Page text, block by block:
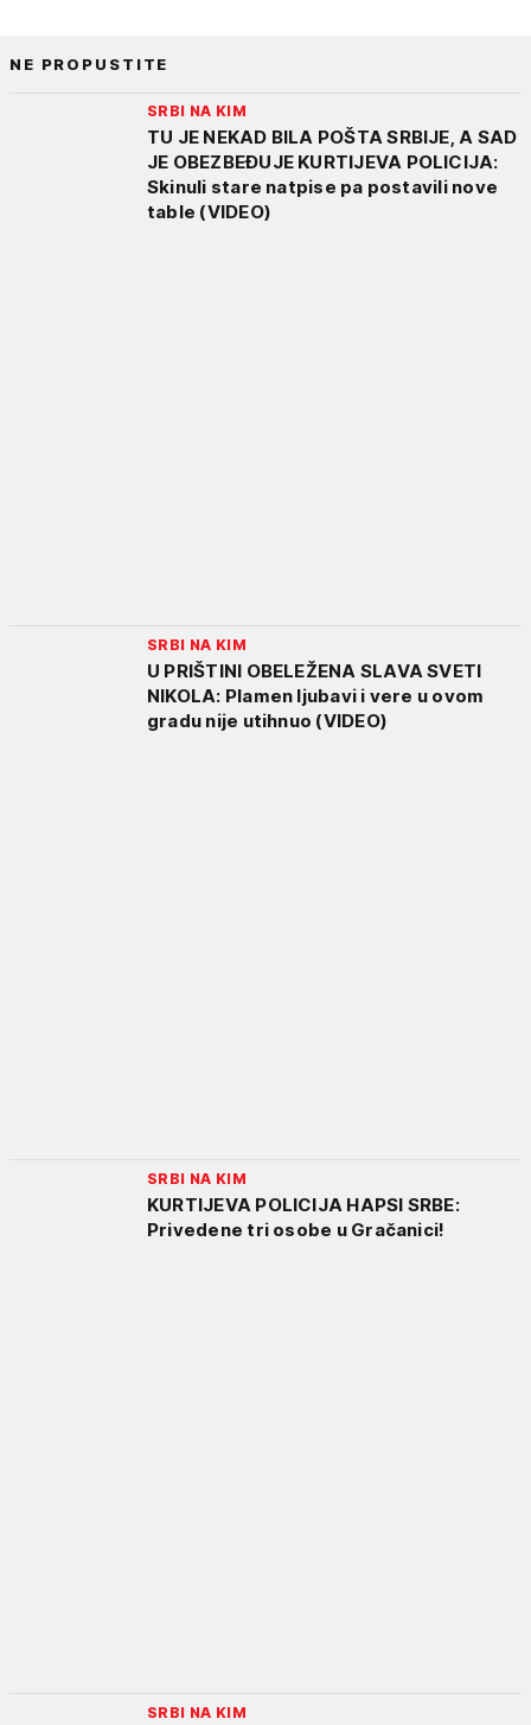
NE PROPUSTITE
SRBI NA KIM
TU JE NEKAD BILA POŠTA SRBIJE, A SAD
JE OBEZBEĐUJE KURTIJEVA POLICIJA:
Skinuli stare natpise pa postavili nove
table (VIDEO)
SRBI NA KIM
U PRIŠTINI OBELEŽENA SLAVA SVETI
NIKOLA: Plamen ljubavi i vere u ovom
gradu nije utihnuo (VIDEO)
SRBI NA KIM
KURTIJEVA POLICIJA HAPSI SRBE:
Privedene tri osobe u Gračanici!
SRBI NA KIM